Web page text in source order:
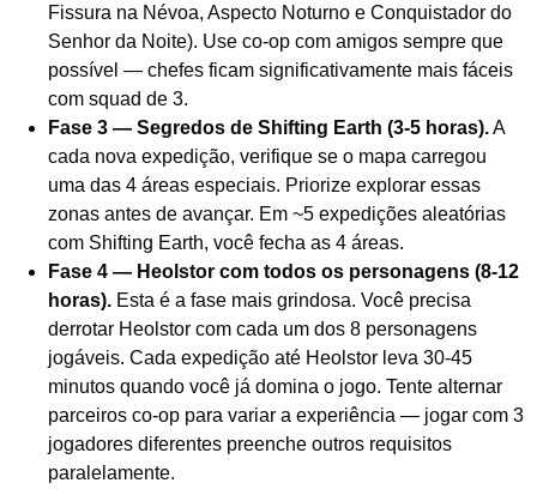
Fissura na Névoa, Aspecto Noturno e Conquistador do
Senhor da Noite). Use co-op com amigos sempre que
possível — chefes ficam significativamente mais fáceis
com squad de 3.
Fase 3 — Segredos de Shifting Earth (3-5 horas).A
cada nova expedição, verifique se o mapa carregou
uma das 4 áreas especiais. Priorize explorar essas
zonas antes de avançar. Em ~5 expedições aleatórias
com Shifting Earth, você fecha as 4 áreas.
Fase 4 — Heolstor com todos os personagens (8-12
horas). Esta é a fase mais grindosa. Você precisa
derrotar Heolstor com cada um dos 8 personagens
jogáveis. Cada expedição até Heolstor leva 30-45
minutos quando você já domina o jogo. Tente alternar
parceiros co-op para variar a experiência — jogar com 3
jogadores diferentes preenche outros requisitos
paralelamente.